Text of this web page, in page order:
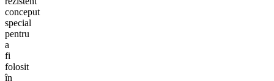
conceput
special
pentru
a
fi
folosit
în